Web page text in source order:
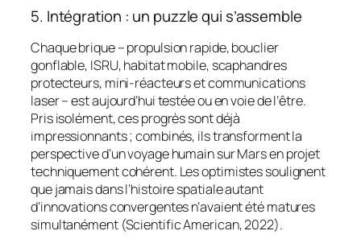
5. Intégration : un puzzle qui s’assemble
Chaque brique – propulsion rapide, bouclier
gonflable, ISRU, habitat mobile, scaphandres
protecteurs, mini-réacteurs et communications
laser – est aujourd’hui testée ou en voie de l’être.
Pris isolément, ces progrès sont déjà
impressionnants ; combinés, ils transforment la
perspective d’un voyage humain sur Mars en projet
techniquement cohérent. Les optimistes soulignent
que jamais dans l’histoire spatiale autant
d’innovations convergentes n’avaient été matures
simultanément (Scientific American, 2022).